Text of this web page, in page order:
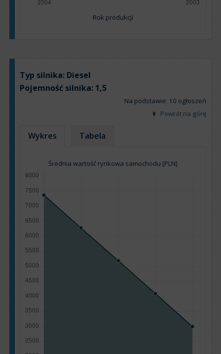
Rok produkcji
Typ silnika: Diesel
Pojemność silnika: 1,5
Na podstawie: 10 ogłoszeń
Powrót na górę
Wykres Tabela
Średnia wartość rynkowa samochodu [PLN]